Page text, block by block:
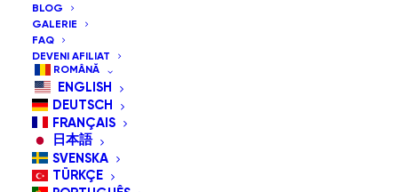
BLOG
GALERIE
FAQ
DEVENI AFILIAT
ROMÂNĂ
ENGLISH
DEUTSCH
FRANÇAIS
日本語
SVENSKA
TÜRKÇE